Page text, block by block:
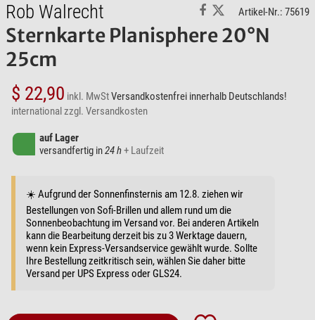
Rob Walrecht Artikel-Nr.: 75619
Sternkarte Planisphere 20°N
25cm
$ 22,90 inkl. MwStVersandkostenfrei innerhalb Deutschlands!
international zzgl. Versandkosten
auf Lager
versandfertig in24 h+ Laufzeit
☀️ Aufgrund der Sonnenfinsternis am 12.8. ziehen wir
Bestellungen von Sofi-Brillen und allem rund um die
Sonnenbeobachtung im Versand vor. Bei anderen Artikeln
kann die Bearbeitung derzeit bis zu 3 Werktage dauern,
wenn kein Express-Versandservice gewählt wurde. Sollte
Ihre Bestellung zeitkritisch sein, wählen Sie daher bitte
Versand per UPS Express oder GLS24.